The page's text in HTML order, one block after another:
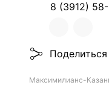
8 (3912)
Поделиться
Максимилианс-